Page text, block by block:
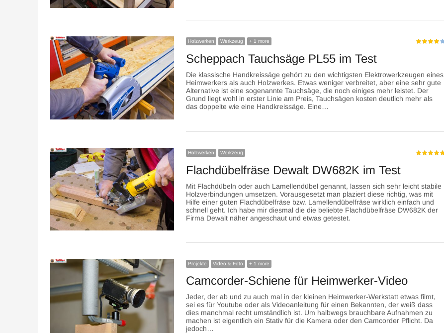
Holzwerken Werkzeug + 1 more
Scheppach Tauchsäge PL55 im Test
Die klassische Handkreissäge gehört zu den wichtigsten Elektrowerkzeugen eines
Heimwerkers als auch Holzwerkes. Etwas weniger verbreitet, aber eine sehr gute
Alternative ist eine sogenannte Tauchsäge, die noch einiges mehr leistet. Der
Grund liegt wohl in erster Linie am Preis, Tauchsägen kosten deutlich mehr als
das doppelte wie eine Handkreissäge. Eine…
Holzwerken Werkzeug
Flachdübelfräse Dewalt DW682K im Test
Mit Flachdübeln oder auch Lamellendübel genannt, lassen sich sehr leicht stabile
Holzverbindungen umsetzen. Vorausgesetzt man plaziert diese richtig, was mit
Hilfe einer guten Flachdübelfräse bzw. Lamellendübelfräse wirklich einfach und
schnell geht. Ich habe mir diesmal die die beliebte Flachdübelfräse DW682K der
Firma Dewalt näher angeschaut und etwas getestet.
Projekte Video & Foto + 1 more
Camcorder-Schiene für Heimwerker-Video
Jeder, der ab und zu auch mal in der kleinen Heimwerker-Werkstatt etwas filmt,
sei es für Youtube oder als Videoanleitung für einen Bekannten, der weiß dass
dies manchmal recht umständlich ist. Um halbwegs brauchbare Aufnahmen zu
machen ist eigentlich ein Stativ für die Kamera oder den Camcorder Pflicht. Da
jedoch…